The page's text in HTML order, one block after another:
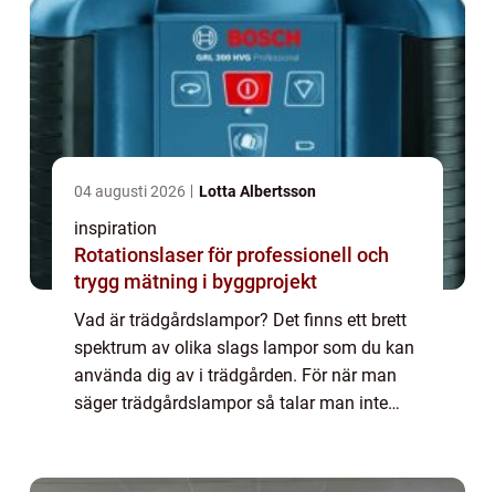
04 augusti 2026 Lotta Albertsson
inspiration
Rotationslaser för professionell och
trygg mätning i byggprojekt
Vad är trädgårdslampor? Det finns ett brett
spektrum av olika slags lampor som du kan
använda dig av i trädgården. För när man
säger trädgårdslampor så talar man inte